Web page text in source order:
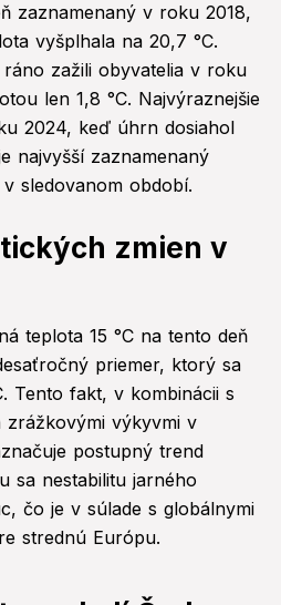
zaznamenaný v roku 2018,
vyšplhala na 20,7 °C.
ráno zažili obyvatelia v roku
len 1,8 °C. Najvýraznejšie
2024, keď úhrn dosiahol
najvyšší zaznamenaný
sledovanom období.
zmien v
teplota 15 °C na tento deň
priemer, ktorý sa
Tento fakt, v kombinácii s
zrážkovými výkyvmi v
postupný trend
sa nestabilitu jarného
čo je v súlade s globálnymi
strednú Európu.